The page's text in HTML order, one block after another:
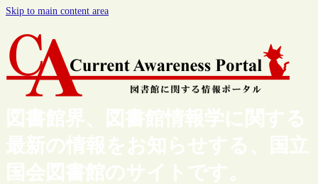
Skip to main content area
図書館界、図書館情報学に関する
最新の情報をお知らせする、国立
国会図書館のサイトです。